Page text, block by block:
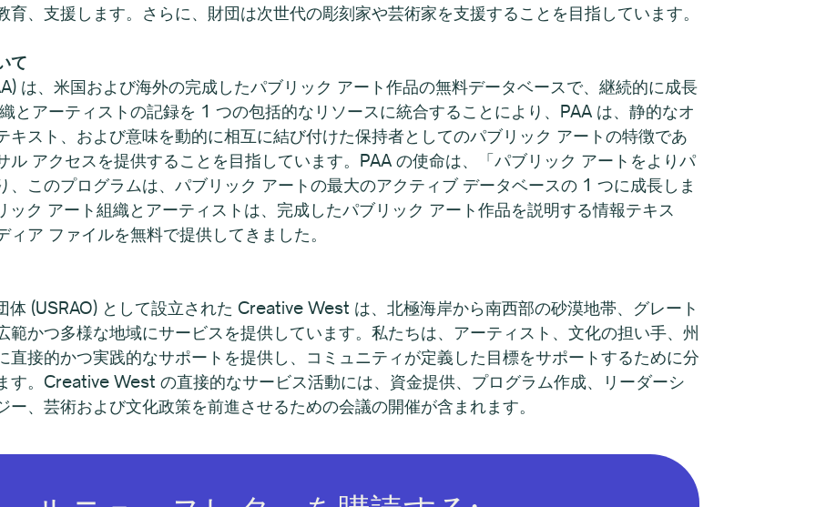
、支援します。さらに、財団は次世代の彫刻家や芸術家を支援することを目指しています。
て
は、米国および海外の完成したパブリック アート作品の無料データベースで、継続的に成長
とアーティストの記録を 1 つの包括的なリソースに統合することにより、PAA は、静的なオ
キスト、および意味を動的に相互に結び付けた保持者としてのパブリック アートの特徴であ
ル アクセスを提供することを目指しています。PAA の使命は、「パブリック アートをよりパ
、このプログラムは、パブリック アートの最大のアクティブ データベースの 1 つに成長しま
ク アート組織とアーティストは、完成したパブリック アート作品を説明する情報テキス
ア ファイルを無料で提供してきました。
(USRAO) として設立された Creative West は、北極海岸から南西部の砂漠地帯、グレート
範かつ多様な地域にサービスを提供しています。私たちは、アーティスト、文化の担い手、州
直接的かつ実践的なサポートを提供し、コミュニティが定義した目標をサポートするために分
す。Creative West の直接的なサービス活動には、資金提供、プログラム作成、リーダーシ
、芸術および文化政策を前進させるための会議の開催が含まれます。